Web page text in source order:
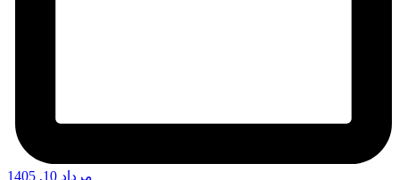
مرداد 10, 1405